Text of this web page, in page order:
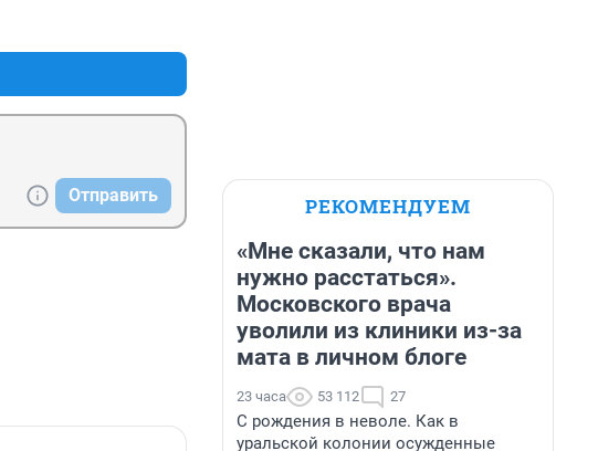
Отправить РЕКОМЕНДУЕМ
«Мне сказали, что нам
нужно расстаться».
Московского врача
уволили из клиники из-за
мата в личном блоге
23 часа 53 112 27
С рождения в неволе. Как в
уральской колонии осужденные